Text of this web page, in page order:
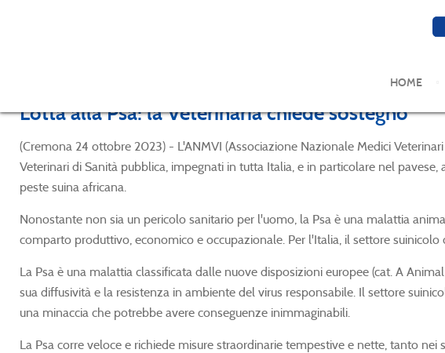
HOME
Lotta alla Psa: la Veterinaria chiede sostegno
(Cremona 24 ottobre 2023) - L'ANMVI (Associazione Nazionale Medici
Veterinari di Sanità pubblica, impegnati in tutta Italia, e in particolare nel
peste suina africana.
Nonostante non sia un pericolo sanitario per l'uomo, la Psa è una malattia
comparto produttivo, economico e occupazionale. Per l'Italia, il settore
La Psa è una malattia classificata dalle nuove disposizioni europee (cat. A
sua diffusività e la resistenza in ambiente del virus responsabile. Il settore
una minaccia che potrebbe avere conseguenze inimmaginabili.
La Psa corre veloce e richiede misure straordinarie tempestive e nette, tanto